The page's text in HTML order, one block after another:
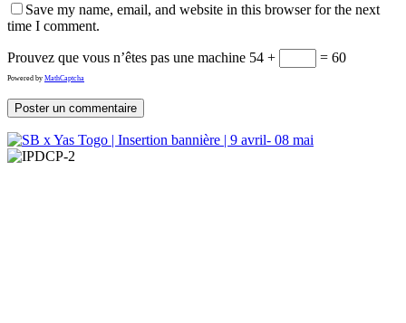
Save my name, email, and website in this browser for the next
time I comment.
Prouvez que vous n’êtes pas une machine 54 + = 60
Powered by MathCaptcha